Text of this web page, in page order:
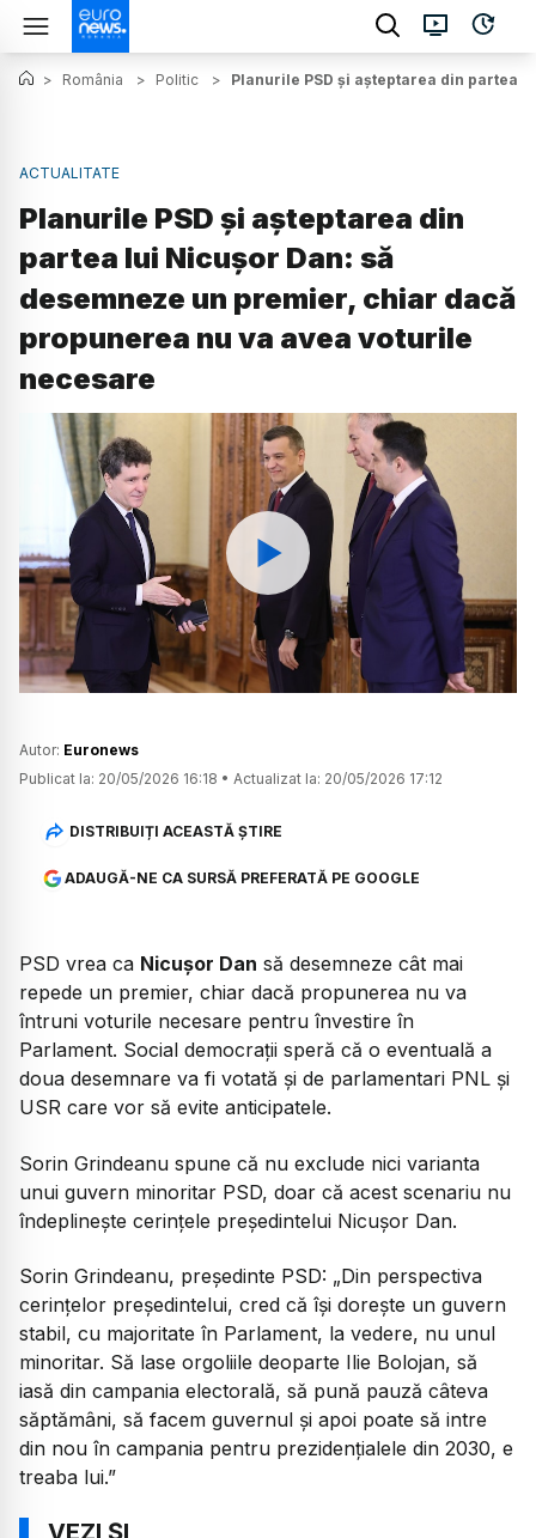
> România > Politic > Planurile PSD și așteptarea din partea
ACTUALITATE
Planurile PSD și așteptarea din
partea lui Nicușor Dan: să
desemneze un premier, chiar dacă
propunerea nu va avea voturile
necesare
Watch
Autor: Euronews
Publicat la: 20/05/2026 16:18 • Actualizat la: 20/05/2026 17:12
DISTRIBUIȚI ACEASTĂ ȘTIRE
ADAUGĂ-NE CA SURSĂ PREFERATĂ PE GOOGLE
PSD vrea ca Nicușor Dan să desemneze cât mai
repede un premier, chiar dacă propunerea nu va
întruni voturile necesare pentru învestire în
Parlament. Social democrații speră că o eventuală a
doua desemnare va fi votată și de parlamentari PNL și
USR care vor să evite anticipatele.
Sorin Grindeanu spune că nu exclude nici varianta
unui guvern minoritar PSD, doar că acest scenariu nu
îndeplinește cerințele președintelui Nicușor Dan.
Sorin Grindeanu, președinte PSD: „Din perspectiva
cerințelor președintelui, cred că își dorește un guvern
stabil, cu majoritate în Parlament, la vedere, nu unul
minoritar. Să lase orgoliile deoparte Ilie Bolojan, să
iasă din campania electorală, să pună pauză câteva
săptămâni, să facem guvernul și apoi poate să intre
din nou în campania pentru prezidențialele din 2030, e
treaba lui.”